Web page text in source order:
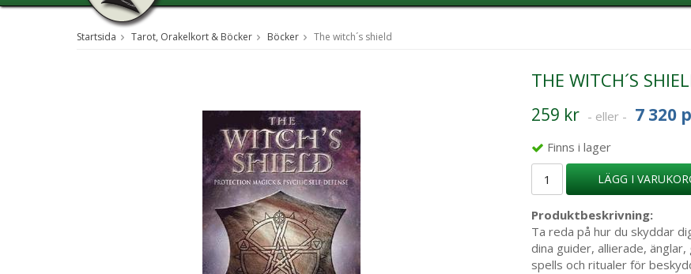
Startsida Tarot, Orakelkort & Böcker Böcker The witch´s shield
THE WITCH´S
259 kr - eller - 7 320
Finns i lager
LÄGG I
Produktbeskrivning:
Ta reda på hur du skyddar
dina guider, allierade,
spells och ritualer för